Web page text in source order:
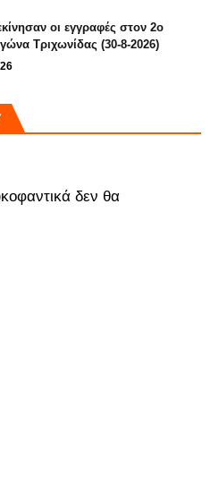
οι εγγραφές στον 2ο
Τριχωνίδας (30-8-2026)
δεν θα